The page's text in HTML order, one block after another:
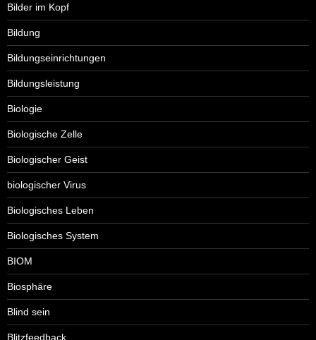
Bilder im Kopf
Bildung
Bildungseinrichtungen
Bildungsleistung
Biologie
Biologische Zelle
Biologischer Geist
biologischer Virus
Biologisches Leben
Biologisches System
BIOM
Biosphäre
Blind sein
Blitzfeedback